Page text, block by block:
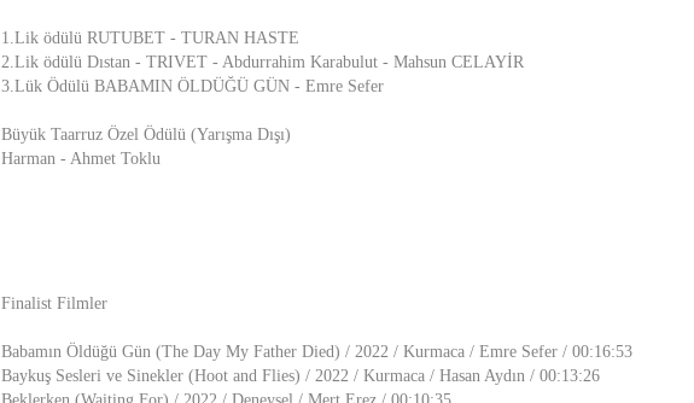
1.Lik ödülü RUTUBET - TURAN HASTE
2.Lik ödülü Dıstan - TRIVET - Abdurrahim Karabulut - Mahsun CELAYİR
3.Lük Ödülü BABAMIN ÖLDÜĞÜ GÜN - Emre Sefer
Büyük Taarruz Özel Ödülü (Yarışma Dışı)
Harman - Ahmet Toklu
Finalist Filmler
Babamın Öldüğü Gün (The Day My Father Died) / 2022 / Kurmaca / Emre Sefer / 00:16:53
Baykuş Sesleri ve Sinekler (Hoot and Flies) / 2022 / Kurmaca / Hasan Aydın / 00:13:26